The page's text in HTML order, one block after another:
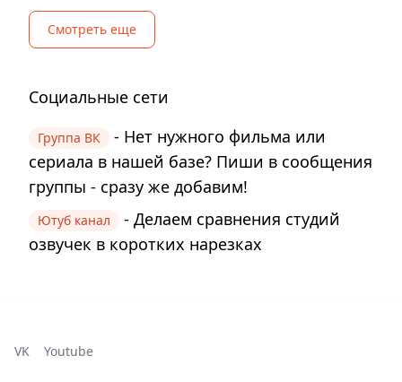
Смотреть еще
Социальные сети
Группа ВК
- Нет нужного фильма или
сериала в нашей базе? Пиши в сообщения
группы - сразу же добавим!
Ютуб канал
- Делаем сравнения студий
озвучек в коротких нарезках
VK Youtube